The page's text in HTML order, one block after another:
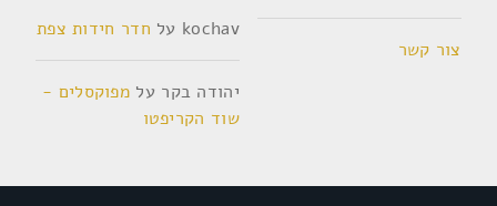
צור קשר
kochav על חדר חידות צפת
יהודה בקר על מפוקסלים -
שוד הקריפטו